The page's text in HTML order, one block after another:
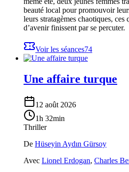
beauté local pour promouvoir
leurs stratagèmes chaotiques,
d’avenir finissent par se percuter.
Voir les séances74
Une affaire turque
12 août 2026
1h 32min
Thriller
De Hüseyin Aydın Gürsoy
Avec Lionel Erdogan, Charles